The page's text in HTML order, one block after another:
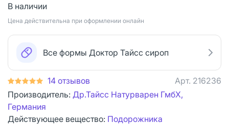
В наличии
Цена действительна при оформлении онлайн
Все формы Доктор Тайсс сироп
14 отзывов Арт. 216236
Производитель: Др.Тайсс Натурварен ГмбХ,
Германия
Действующее вещество: Подорожника